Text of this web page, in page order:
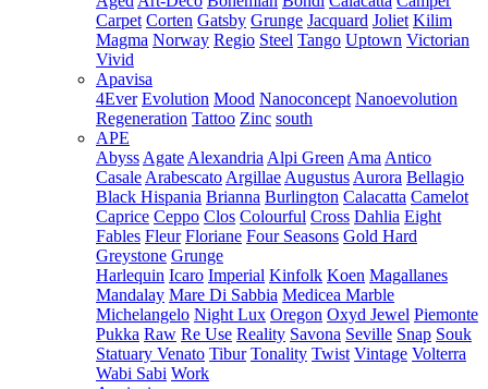
Carpet Corten Gatsby Grunge Jacquard Joliet Kilim
Magma Norway Regio Steel Tango Uptown Victorian
Vivid
Apavisa
4Ever Evolution Mood Nanoconcept Nanoevolution
Regeneration Tattoo Zinc south
APE
Abyss Agate Alexandria Alpi Green Ama Antico
Casale Arabescato Argillae Augustus Aurora Bellagio
Black Hispania Brianna Burlington Calacatta Camelot
Caprice Ceppo Clos Colourful Cross Dahlia Eight
Fables Fleur Floriane Four Seasons Gold Hard
Greystone Grunge
Harlequin Icaro Imperial Kinfolk Koen Magallanes
Mandalay Mare Di Sabbia Medicea Marble
Michelangelo Night Lux Oregon Oxyd Jewel Piemonte
Pukka Raw Re Use Reality Savona Seville Snap Souk
Statuary Venato Tibur Tonality Twist Vintage Volterra
Wabi Sabi Work